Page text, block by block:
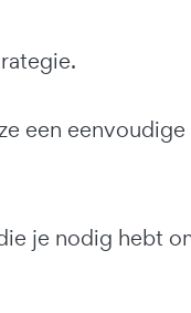
een
je nodig hebt